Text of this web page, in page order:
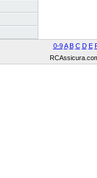
0-9 A B C D E